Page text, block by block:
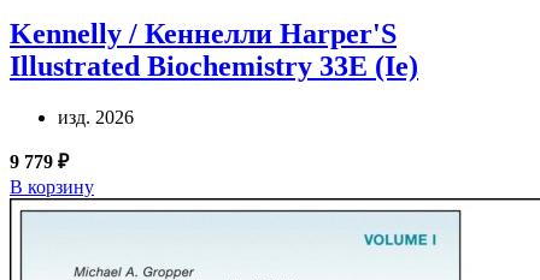
Kennelly / Кеннелли Harper'S
Illustrated Biochemistry 33E (Ie)
изд. 2026
9 779 ₽
В корзину